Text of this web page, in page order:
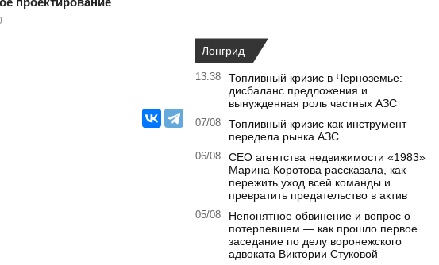
Лонгрид
13:38
Топливный кризис в Черноземье:
дисбаланс предложения и
вынужденная роль частных АЗС
07/08
Топливный кризис как инструмент
передела рынка АЗС
06/08
CEO агентства недвижимости «1983»
Марина Коротова рассказала, как
пережить уход всей команды и
превратить предательство в актив
05/08
Непонятное обвинение и вопрос о
потерпевшем — как прошло первое
заседание по делу воронежского
адвоката Виктории Стуковой